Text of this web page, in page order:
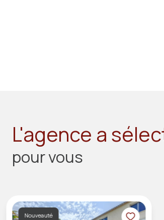
L'agence a
pour vous
Nouveauté